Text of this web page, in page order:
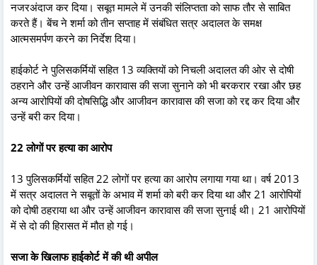
नजरअंदाज कर दिया। सबूत मामले में उनकी संलिप्तता को साफ तौर से साबित
करते हैं। बेंच ने शर्मा को तीन सप्ताह में संबंधित सत्र अदालत के समक्ष
आत्मसमर्पण करने का निर्देश दिया।
हाईकोर्ट ने पुलिसकर्मियों सहित 13 व्यक्तियों को निचली अदालत की ओर से दोषी
ठहराने और उन्हें आजीवन कारावास की सजा सुनाने को भी बरकरार रखा और छह
अन्य आरोपियों की दोषसिद्धि और आजीवन कारावास की सजा को रद्द कर दिया और
उन्हें बरी कर दिया।
22 लोगों पर हत्या का आरोप
13 पुलिसकर्मियों सहित 22 लोगों पर हत्या का आरोप लगाया गया था। वर्ष 2013
में सत्र अदालत ने सबूतों के अभाव में शर्मा को बरी कर दिया था और 21 आरोपियों
को दोषी ठहराया था और उन्हें आजीवन कारावास की सजा सुनाई थी। 21 आरोपियों
में से दो की हिरासत में मौत हो गई।
सजा के खिलाफ हाईकोर्ट में की थी अपील